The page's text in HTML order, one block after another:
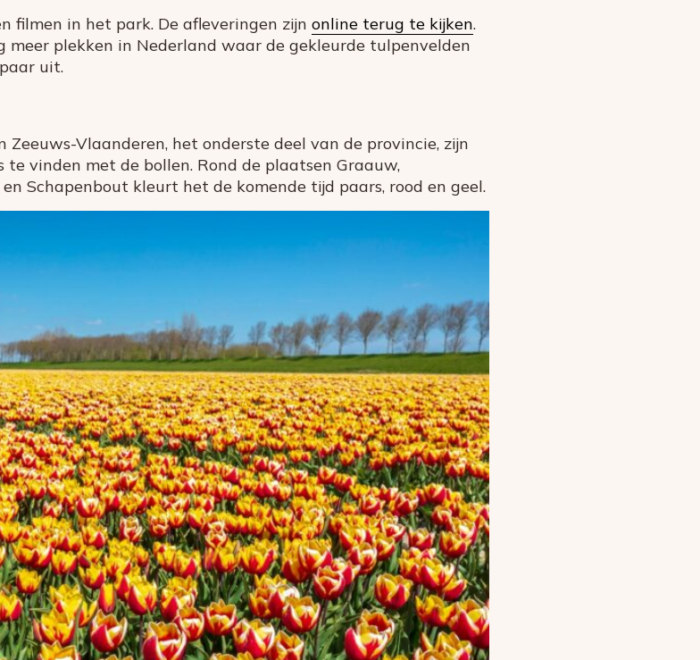
filmen in het park. De afleveringen zijn online terug te kijken.
meer plekken in Nederland waar de gekleurde tulpenvelden
uit.
Zeeuws-Vlaanderen, het onderste deel van de provincie, zijn
te vinden met de bollen. Rond de plaatsen Graauw,
Schapenbout kleurt het de komende tijd paars, rood en geel.